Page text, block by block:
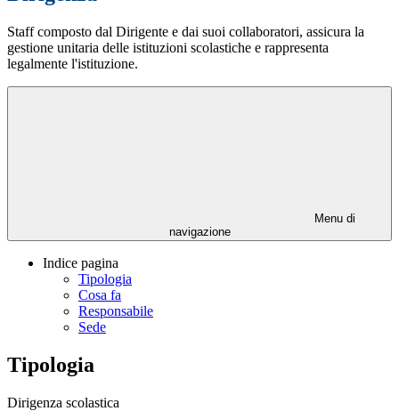
Staff composto dal Dirigente e dai suoi collaboratori, assicura la
gestione unitaria delle istituzioni scolastiche e rappresenta
legalmente l'istituzione.
Menu di
navigazione
Indice pagina
Tipologia
Cosa fa
Responsabile
Sede
Tipologia
Dirigenza scolastica